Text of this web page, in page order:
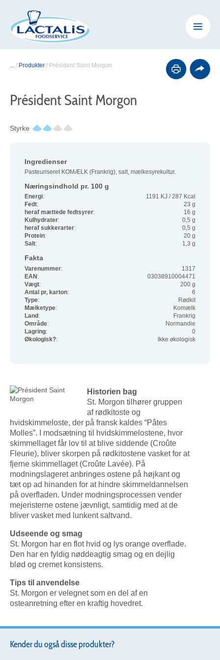
... / Produkter / Président Saint Morgon
Président Saint Morgon
Styrke
Historien bag
St. Morgon tilhører gruppen
af rødkitoste og
hvidskimmeloste, der på fransk kaldes “Pâtes
Molles”. I modsætning til hvidskimmelostene, hvor
skimmellaget får lov til at blive siddende (Croûte
Fleurie), bliver skorpen på rødkitostene vasket for at
fjerne skimmellaget (Croûte Lavée). På
modningslageret anbringes ostene på højkant og
tæt op ad hinanden for at hindre skimmeldannelsen
på overfladen. Under modningsprocessen vender
mejeristerne ostene jævnligt, samtidig med at de
bliver vasket med lunkent saltvand.
Udseende og smag
St. Morgon har en flot hvid og lys orange overflade.
Den har en fyldig nøddeagtig smag og en dejlig
blød og cremet konsistens.
Tips til anvendelse
St. Morgon er velegnet som en del af en
osteanretning efter en kraftig hovedret.
Ingredienser
Pasteuriseret KOMÆLK (Frankrig), salt, mælkesyrekultur.
Næringsindhold pr. 100 g
Energi:
1191 KJ / 287 Kcal
Fedt:
23 g
heraf mættede fedtsyrer:
16 g
Kulhydrater:
0,5 g
heraf sukkerarter:
0,5 g
Protein:
20 g
Salt: 1,3 g
Fakta
Varenummer:
1317
EAN:
03038910004471
Vægt:
200 g
Antal pr, karton:
6
Type:
Rødkit
Mælketype:
Komælk
Land:
Frankrig
Område:
Normandie
Lagring:
0
Økologisk?: Ikke økologisk
Kender du også disse produkter?